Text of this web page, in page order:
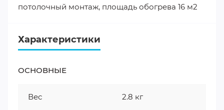
потолочный монтаж, площадь обогрева 16 м2
Характеристики
ОСНОВНЫЕ
Вес 2.8 кг